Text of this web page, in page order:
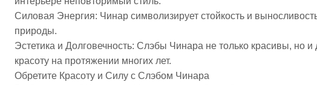
Силовая Энергия: Чинар символизирует стойкость и
природы.
Эстетика и Долговечность: Слэбы Чинара не только красивы, но
красоту на протяжении многих лет.
Обретите Красоту и Силу с Слэбом Чинара